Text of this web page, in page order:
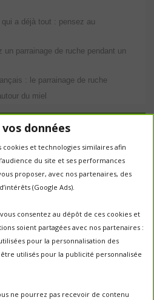
données
et technologies similaires afin
du site et ses performances
proposer, avec nos partenaires, des
(Google Ads).
consentez au dépôt de ces cookies et
soient partagées avec nos partenaires :
pour la personnalisation des
utilisés pour la publicité personnalisée
ne pourrez pas recevoir de contenu
qui a déjà tout : pensez au
parrainage de ruche pendant un
: le parrainage de ruche
du miel
abeilles
apiculture
Jacquot et Yves Robert
sauvage fleurs la vie de la
miel; production;abeilles
miel
parrainage de ruche
une ruche pesticides
ruche récolte récolte miel